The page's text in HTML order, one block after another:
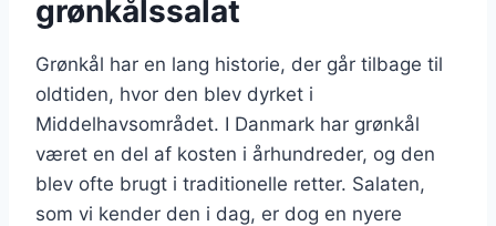
grønkålssalat
Grønkål har en lang historie, der går tilbage til
oldtiden, hvor den blev dyrket i
Middelhavsområdet. I Danmark har grønkål
været en del af kosten i århundreder, og den
blev ofte brugt i traditionelle retter. Salaten,
som vi kender den i dag, er dog en nyere